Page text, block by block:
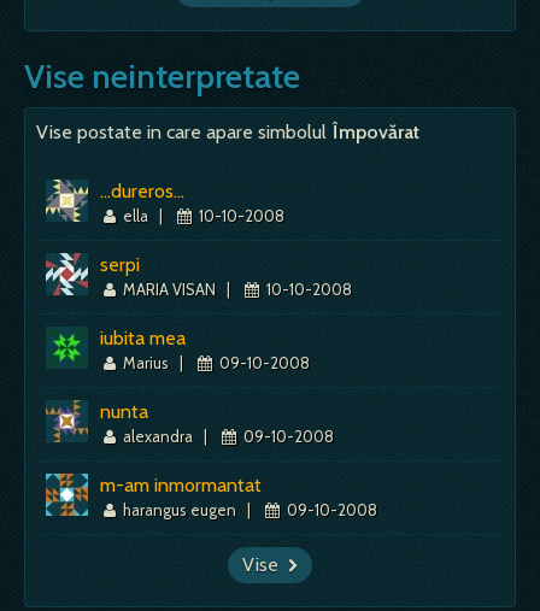
Vise neinterpretate
Vise postate in care apare simbolul Împovărat
...dureros...
ella | 10-10-2008
serpi
MARIA VISAN | 10-10-2008
iubita mea
Marius | 09-10-2008
nunta
alexandra | 09-10-2008
m-am inmormantat
harangus eugen | 09-10-2008
Vise